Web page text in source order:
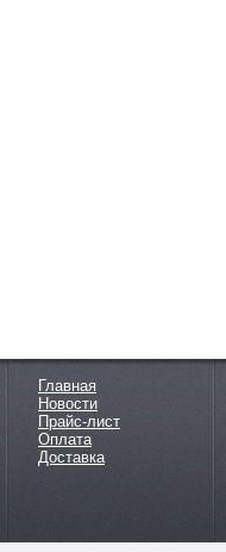
Главная
Новости
Прайс-лист
Оплата
Доставка